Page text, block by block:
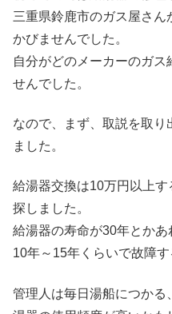
三重県鈴鹿市のガス屋さ
かびませんでした。
自分がどのメーカーのガス
せんでした。
なので、まず、取説を取
ました。
給湯器交換は10万円以上
探しました。
給湯器の寿命が30年とか
10年～15年くらいで故障す
管理人は毎日湯船につか